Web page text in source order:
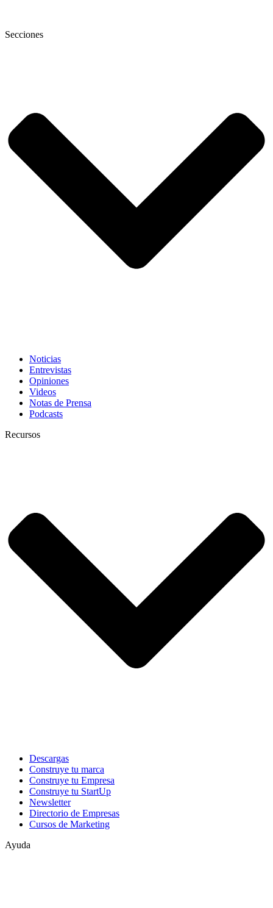
Secciones
Noticias
Entrevistas
Opiniones
Videos
Notas de Prensa
Podcasts
Recursos
Descargas
Construye tu marca
Construye tu Empresa
Construye tu StartUp
Newsletter
Directorio de Empresas
Cursos de Marketing
Ayuda